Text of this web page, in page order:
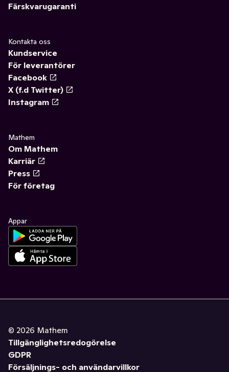
Färskvarugaranti
Kontakta oss
Kundservice
För leverantörer
Facebook
X (f.d Twitter)
Instagram
Mathem
Om Mathem
Karriär
Press
För företag
Appar
© 2026 Mathem
Tillgänglighetsredogörelse
GDPR
Försäljnings- och användarvillkor